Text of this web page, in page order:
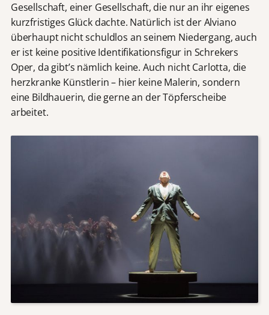
Gesellschaft, einer Gesellschaft, die nur an ihr eigenes
kurzfristiges Glück dachte. Natürlich ist der Alviano
überhaupt nicht schuldlos an seinem Niedergang, auch
er ist keine positive Identifikationsfigur in Schrekers
Oper, da gibt’s nämlich keine. Auch nicht Carlotta, die
herzkranke Künstlerin – hier keine Malerin, sondern
eine Bildhauerin, die gerne an der Töpferscheibe
arbeitet.